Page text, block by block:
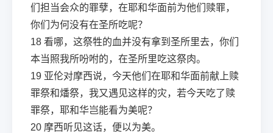
们担当会众的罪孽，在耶和华面前为他们赎罪，
你们为何没有在圣所吃呢？
18 看哪，这祭牲的血并没有拿到圣所里去，你们
本当照我所吩咐的，在圣所里吃这祭肉。
19 亚伦对摩西说，今天他们在耶和华面前献上赎
罪祭和燔祭，我又遇见这样的灾，若今天吃了赎
罪祭，耶和华岂能看为美呢？
20 摩西听见这话，便以为美。